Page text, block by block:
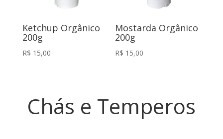
Ketchup Orgânico
200g
R$ 15,00
Mostarda Orgânico
200g
R$ 15,00
Chás e Temperos